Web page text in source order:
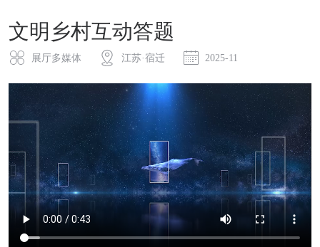
文明乡村互动答题
展厅多媒体 江苏·宿迁 2025-11